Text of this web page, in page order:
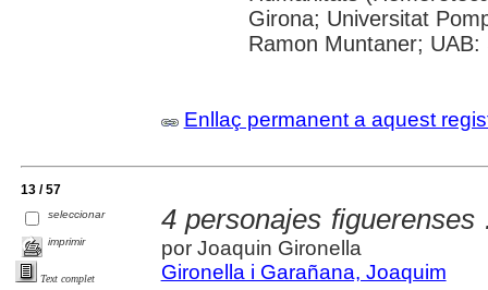
Girona; Universitat
Ramon Muntaner; UAB:
Enllaç permanent a aquest
13 / 57
seleccionar
imprimir
Text complet
4 personajes
por Joaquin Gironella
Gironella i Garañana, Joaquim